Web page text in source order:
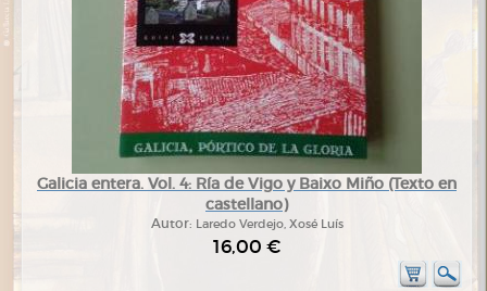
Galicia entera. Vol. 4: Ría de Vigo y Baixo Miño (Texto en
castellano)
Autor: Laredo Verdejo, Xosé Luís
16,00 €